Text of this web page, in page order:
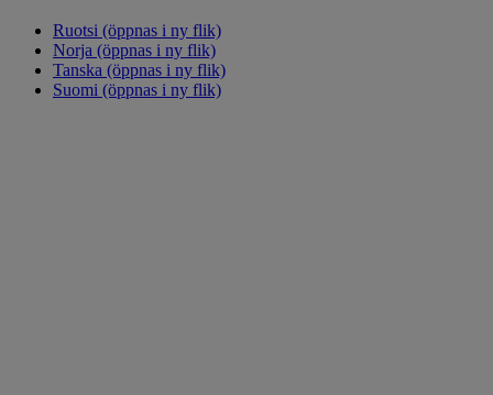
Ruotsi (öppnas i ny flik)
Norja (öppnas i ny flik)
Tanska (öppnas i ny flik)
Suomi (öppnas i ny flik)